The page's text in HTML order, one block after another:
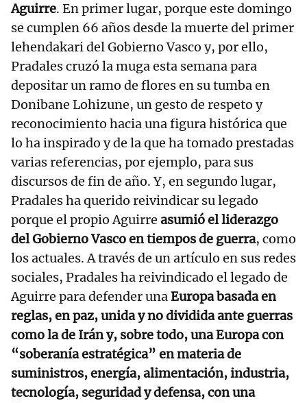
Aguirre. En primer lugar, porque este domingo
se cumplen 66 años desde la muerte del primer
lehendakari del Gobierno Vasco y, por ello,
Pradales cruzó la muga esta semana para
depositar un ramo de flores en su tumba en
Donibane Lohizune, un gesto de respeto y
reconocimiento hacia una figura histórica que
lo ha inspirado y de la que ha tomado prestadas
varias referencias, por ejemplo, para sus
discursos de fin de año. Y, en segundo lugar,
Pradales ha querido reivindicar su legado
porque el propio Aguirre asumió el liderazgo
del Gobierno Vasco en tiempos de guerra, como
los actuales. A través de un artículo en sus redes
sociales, Pradales ha reivindicado el legado de
Aguirre para defender unaEuropa basada en
reglas, en paz, unida y no dividida ante guerras
como la de Irán y, sobre todo, una Europa con
“soberanía estratégica” en materia de
suministros, energía, alimentación, industria,
tecnología, seguridad y defensa, con una